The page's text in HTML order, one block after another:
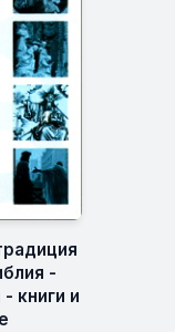
-
книги и